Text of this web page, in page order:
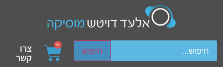
חיפוש
device users, explore by touch or with swipe gestures.
0 צרו
קשר